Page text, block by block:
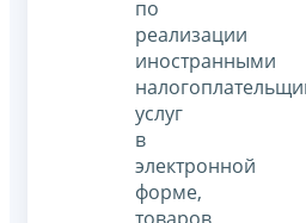
по
реализации
иностранными
услуг
в
электронной
форме,